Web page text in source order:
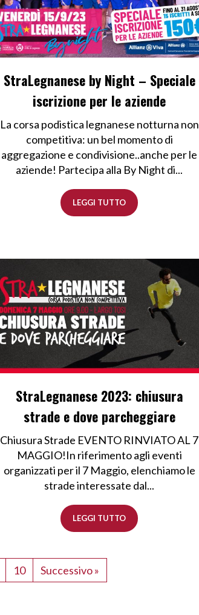
StraLegnanese by Night – Speciale
iscrizione per le aziende
La corsa podistica legnanese notturna non
competitiva: un bel momento di
aggregazione e condivisione..anche per le
aziende! Partecipa alla By Night di...
LEGGI TUTTO
StraLegnanese 2023: chiusura
strade e dove parcheggiare
Chiusura Strade EVENTO RINVIATO AL 7
MAGGIO!In riferimento agli eventi
organizzati per il 7 Maggio, elenchiamo le
strade interessate dal...
LEGGI TUTTO
10 Successivo »